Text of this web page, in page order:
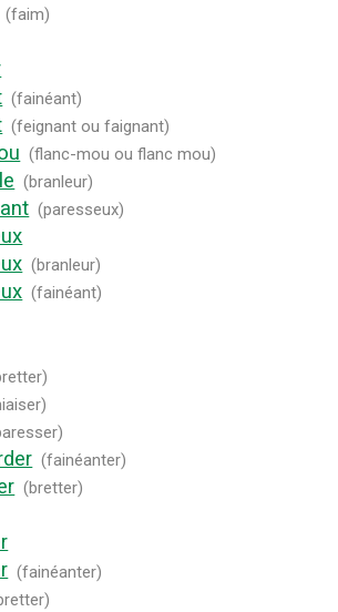
(faim)
(fainéant)
(feignant ou faignant)
(flanc-mou ou flanc mou)
(branleur)
(paresseux)
(branleur)
(fainéant)
)
)
)
(fainéanter)
(bretter)
(fainéanter)
)